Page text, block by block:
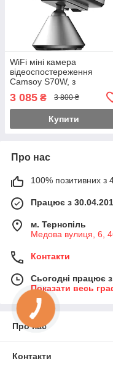
WiFi міні камера
відеоспостереження
Camsoy S70W, з
датчиком руху, до 70 днів
автономної роботи, iOS /
3 085 ₴ 3 800 ₴
Купити
Про нас
100% позитивних з
Працює з
м. Тернопіль
Медова вулиця, 6,
Контакти
Сьогодні працює
Показати весь
Про нас
Контакти